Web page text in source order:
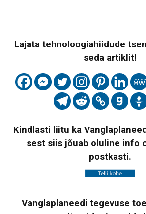
Lajata tehnoloogiahiidude
seda artiklit!
Kindlasti liitu ka
sest siis jõuab oluline info
postkasti.
Vanglaplaneedi tegevuse